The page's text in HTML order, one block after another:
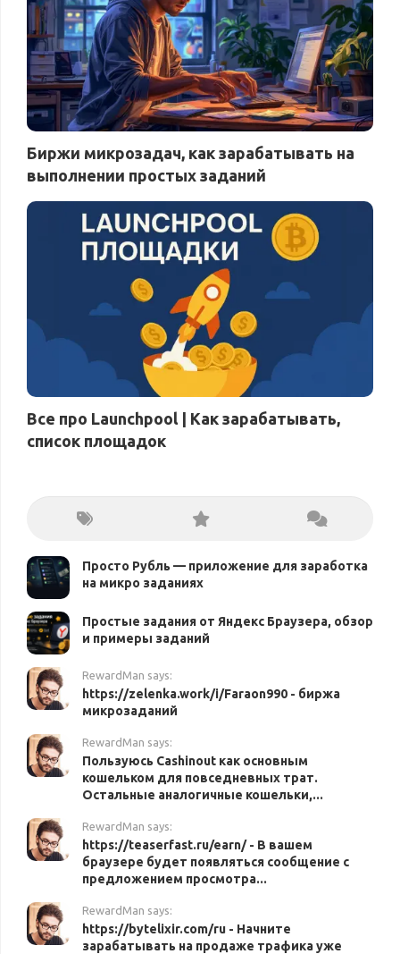
Биржи микрозадач, как зарабатывать на
выполнении простых заданий
Все про Launchpool | Как зарабатывать,
список площадок
Просто Рубль — приложение для заработка
на микро заданиях
Простые задания от Яндекс Браузера, обзор
и примеры заданий
RewardMan says:
https://zelenka.work/i/Faraon990 - биржа
микрозаданий
RewardMan says:
Пользуюсь Cashinout как основным
кошельком для повседневных трат.
Остальные аналогичные кошельки,...
RewardMan says:
https://teaserfast.ru/earn/ - В вашем
браузере будет появляться сообщение с
предложением просмотра...
RewardMan says:
https://bytelixir.com/ru - Начните
зарабатывать на продаже трафика уже